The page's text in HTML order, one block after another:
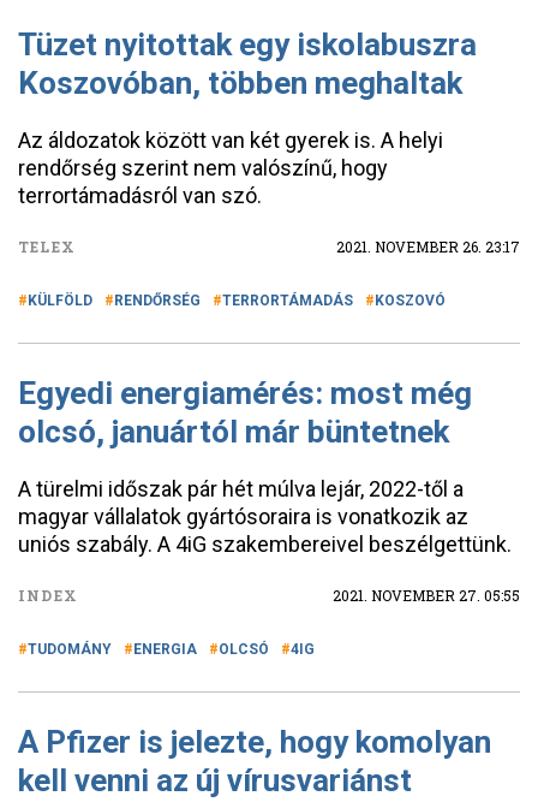
Tüzet nyitottak egy iskolabuszra
Koszovóban, többen meghaltak
Az áldozatok között van két gyerek is. A helyi
rendőrség szerint nem valószínű, hogy
terrortámadásról van szó.
TELEX 2021. NOVEMBER 26. 23:17
KÜLFÖLD RENDŐRSÉG TERRORTÁMADÁS KOSZOVÓ
Egyedi energiamérés: most még
olcsó, januártól már büntetnek
A türelmi időszak pár hét múlva lejár, 2022-től a
magyar vállalatok gyártósoraira is vonatkozik az
uniós szabály. A 4iG szakembereivel beszélgettünk.
INDEX 2021. NOVEMBER 27. 05:55
TUDOMÁNY ENERGIA OLCSÓ 4IG
A Pfizer is jelezte, hogy komolyan
kell venni az új vírusvariánst